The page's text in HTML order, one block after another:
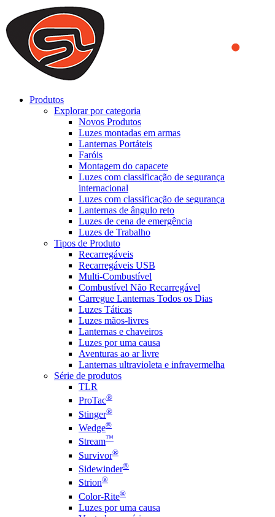
We use cookies to ensure that we provide you the best experience
on our website. By continuing to browse this website, you accept
that cookies are used to help us analyze how the website is used and
to offer you a better experience. To learn more or to find out how
you can disable cookies, you can access our
Produtos
Explorar por categoria
Novos Produtos
Luzes montadas em armas
Lanternas Portáteis
Faróis
Montagem do capacete
Luzes com classificação de segurança
internacional
Luzes com classificação de segurança
Lanternas de ângulo reto
Luzes de cena de emergência
Luzes de Trabalho
Tipos de Produto
Recarregáveis
Recarregáveis USB
Multi-Combustível
Combustível Não Recarregável
Carregue Lanternas Todos os Dias
Luzes Táticas
Luzes mãos-livres
Lanternas e chaveiros
Luzes por uma causa
Aventuras ao ar livre
Lanternas ultravioleta e infravermelha
Série de produtos
TLR
ProTac®
Stinger®
Wedge®
Stream™
Survivor®
Sidewinder®
Strion®
Color-Rite®
Luzes por uma causa